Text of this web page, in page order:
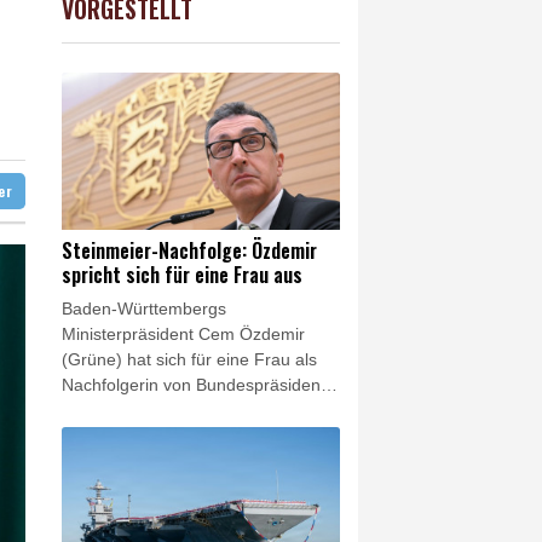
Zverev scheitert in Montréal
-0.29%
VORGESTELLT
Steinmeier-Nachfolge: Özdemir
spricht sich für eine Frau aus
Baden-Württembergs
Ministerpräsident Cem Özdemir
(Grüne) hat sich für eine Frau als
Nachfolgerin von Bundespräsident
ausgesprochen. "Nach zwölf
Bundespräsidenten fände ich es ein
starkes und wichtiges Zeichen,
wenn Deutschland erstmals eine